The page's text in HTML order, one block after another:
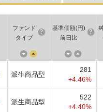
ファンド
タイプ
基準価額(円)
前日比
派生商品型
281
+4.46%
派生商品型
522
+4.40%